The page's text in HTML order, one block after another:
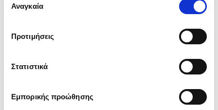
ενδιαφέρουν και να επιλέξετε από τα παρακάτω με την
΄΄και να ενημερωθείτε σχετικά με
συγκατάθεσης
Αναγκαία
Προτιμήσεις
Στατιστικά
Εμπορικής προώθησης